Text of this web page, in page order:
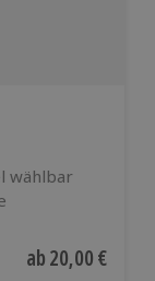
wählbar
Aktueller Preis
ab20,00 €